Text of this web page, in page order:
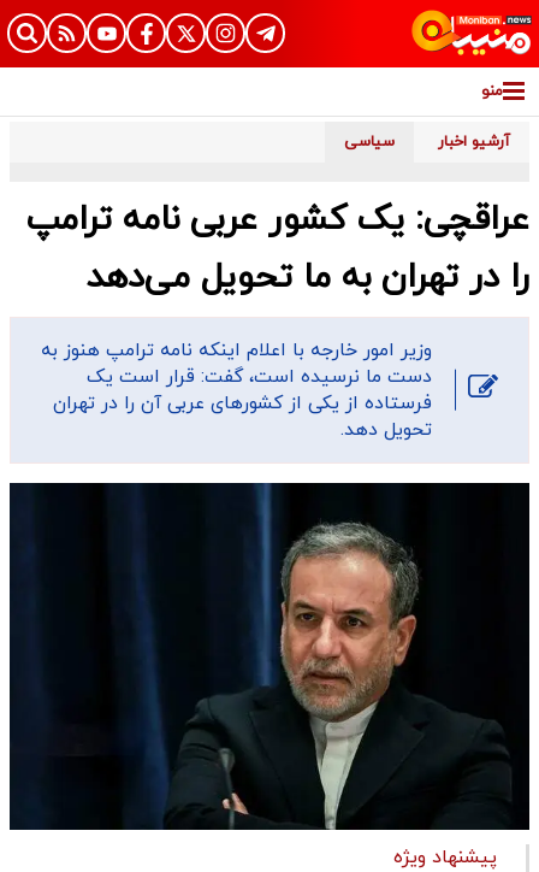
منو
آرشیو اخبار سیاسی
عراقچی: یک کشور عربی نامه ترامپ
را در تهران به ما تحویل می‌دهد
وزیر امور خارجه با اعلام اینکه نامه ترامپ هنوز به
دست ما نرسیده است، گفت: قرار است یک
فرستاده از یکی از کشورهای عربی آن را در تهران
تحویل دهد.
پیشنهاد ویژه